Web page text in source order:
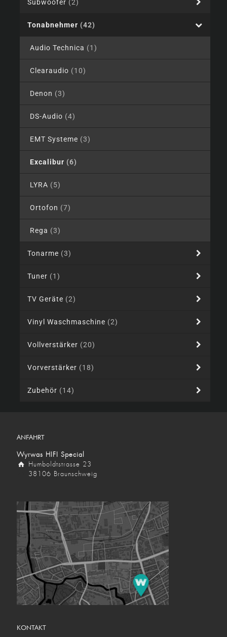
Subwoofer (2)
Tonabnehmer (42)
Audio Technica (1)
Clearaudio (10)
Denon (3)
DS-Audio (4)
EMT Systeme (3)
Excalibur (6)
LYRA (5)
Ortofon (7)
Rega (3)
Tonarme (3)
Tuner (1)
TV Geräte (2)
Vinyl Waschmaschine (2)
Vollverstärker (20)
Vorverstärker (18)
Zubehör (14)
ANFAHRT
Wyrwas HIFI Special
Humboldtstrasse 23
38106 Braunschweig
KONTAKT